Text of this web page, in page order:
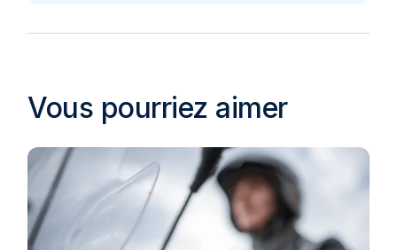
Vous pourriez aimer